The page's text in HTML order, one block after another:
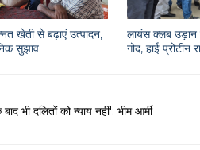
खेती से बढ़ाएं उत्पादन,
सुझाव
लायंस क्लब उड़ान
गोद, हाई प्रोटीन
भी दलितों को न्याय नहीं': भीम आर्मी